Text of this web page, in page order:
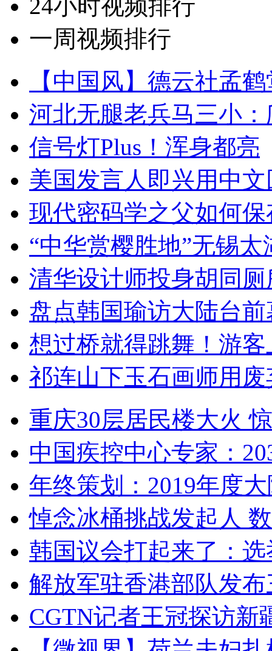
24小时视频排行
一周视频排行
【中国风】德云社孟
河北无腿老兵马三小
信号灯Plus！浑身都亮
美国发言人即兴用中
现代密码学之父如何
“中华赏樱胜地”无锡
清华设计师投身胡同
盘点韩国瑜访大陆台
想过桥就得跳舞！游客
祁连山下玉石画师用
重庆30层居民楼大火
中国疾控中心专家：
年终策划：2019年度
悼念冰桶挑战发起人
韩国议会打起来了：
解放军驻香港部队发
CGTN记者王冠探访新